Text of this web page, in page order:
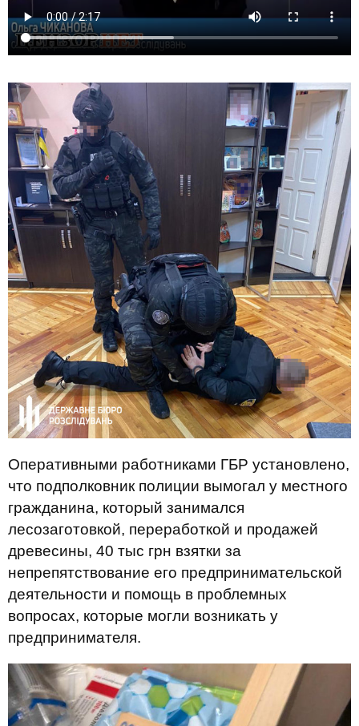
Оперативными работниками ГБР установлено,
что подполковник полиции вымогал у местного
гражданина, который занимался
лесозаготовкой, переработкой и продажей
древесины, 40 тыс грн взятки за
непрепятствование его предпринимательской
деятельности и помощь в проблемных
вопросах, которые могли возникать у
предпринимателя.